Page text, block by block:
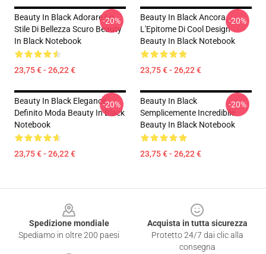
Beauty In Black Adorare Lo
Stile Di Bellezza Scuro Beauty
In Black Notebook
23,75 € - 26,22 €
-20%
Beauty In Black Ancora
L'Epitome Di Cool Design
Beauty In Black Notebook
23,75 € - 26,22 €
-20%
Beauty In Black Elegance
Definito Moda Beauty In Black
Notebook
23,75 € - 26,22 €
-20%
Beauty In Black
Semplicemente Incredibile
Beauty In Black Notebook
23,75 € - 26,22 €
-20%
Spedizione mondiale
Spediamo in oltre 200 paesi
Acquista in tutta sicurezza
Protetto 24/7 dai clic alla
consegna